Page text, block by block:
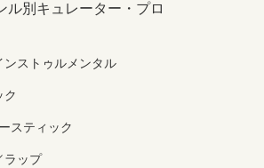
ル別キュレーター・プロ
ンストゥルメンタル
ク
スティック
ラップ